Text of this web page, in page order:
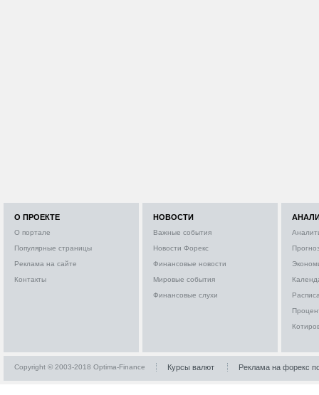
О ПРОЕКТЕ
О портале
Популярные страницы
Реклама на сайте
Контакты
НОВОСТИ
Важные события
Новости Форекс
Финансовые новости
Мировые события
Финансовые слухи
Copyright © 2003-2018 Optima-Finance Курсы валют Реклама на форекс